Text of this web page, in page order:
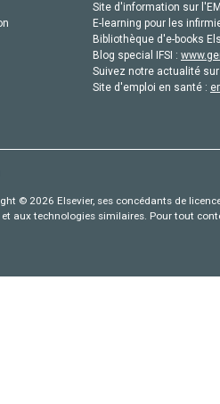
Site d'information sur
E-learning pour les
Bibliothèque d'e-books
Blog special IFSI :
Suivez notre actualité
Site d'emploi en santé :
© 2026 Elsevier, ses concédants de
aux technologies similaires. Pour tout